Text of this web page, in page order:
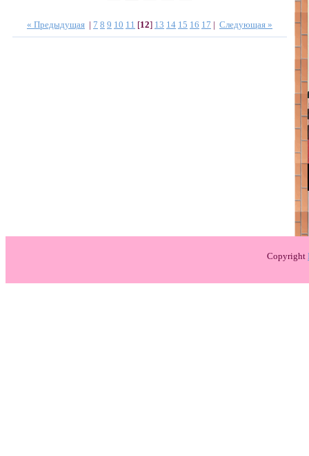
« Предыдущая | 7 8 9 10 11 [12] 13 14 15 16 17 | Следующая »
Copyright